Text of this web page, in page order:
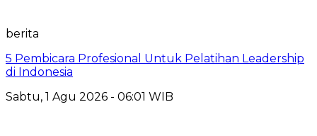
berita
5 Pembicara Profesional Untuk Pelatihan Leadership
di Indonesia
Sabtu, 1 Agu 2026 - 06:01 WIB